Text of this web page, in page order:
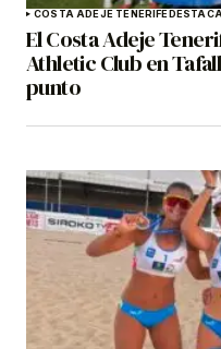
COSTA ADEJE TENERIFE
El Costa Adeje
Athletic Club en
punto